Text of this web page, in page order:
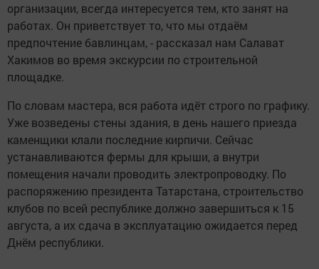
организации, всегда интересуется тем, кто занят на
работах. Он приветствует то, что мы отдаём
предпочтение бавлинцам, - рассказал нам Салават
Хакимов во время экскурсии по строительной
площадке.
По словам мастера, вся работа идёт строго по графику.
Уже возведены стены здания, в день нашего приезда
каменщики клали последние кирпичи. Сейчас
устанавливаются фермы для крыши, а внутри
помещения начали проводить электропроводку. По
распоряжению президента Татарстана, строительство
клубов по всей республике должно завершиться к 15
августа, а их сдача в эксплуатацию ожидается перед
Днём республики.